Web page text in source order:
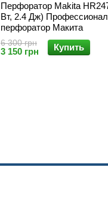
Перфоратор Makita
Вт, 2.4 Дж)
перфоратор Макита
6 300 грн
3 150 грн Купить